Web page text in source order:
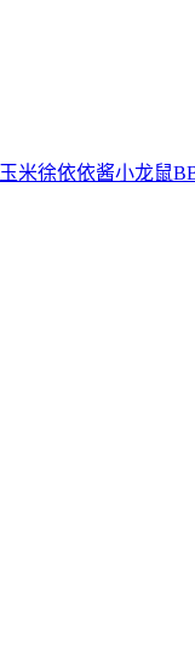
玉米徐依依酱小龙鼠